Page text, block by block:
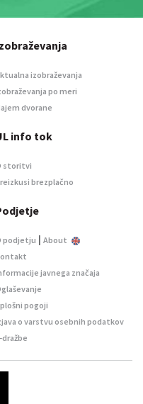
izobraževanja
po meri
dvorane
info tok
storitvi
brezplačno
podjetju | About
javnega značaja
pogoji
o varstvu osebnih podatkov
dražbe